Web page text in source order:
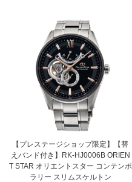
【プレステージショップ限定】【替
えバンド付き】RK-HJ0006B ORIEN
T STAR オリエントスター コンテンポ
ラリー スリムスケルトン